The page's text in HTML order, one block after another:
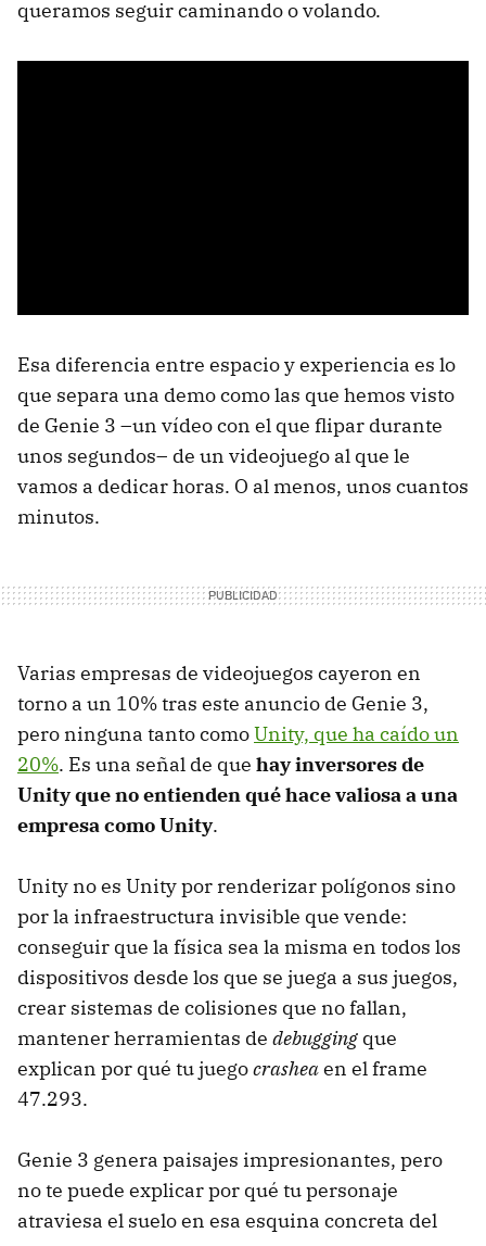
queramos seguir caminando o volando.
Esa diferencia entre espacio y experiencia es lo
que separa una demo como las que hemos visto
de Genie 3 –un vídeo con el que flipar durante
unos segundos– de un videojuego al que le
vamos a dedicar horas. O al menos, unos cuantos
minutos.
Varias empresas de videojuegos cayeron en
torno a un 10% tras este anuncio de Genie 3,
pero ninguna tanto comoUnity, que ha caído un
20%. Es una señal de que hay inversores de
Unity que no entienden qué hace valiosa a una
empresa como Unity.
Unity no es Unity por renderizar polígonos sino
por la infraestructura invisible que vende:
conseguir que la física sea la misma en todos los
dispositivos desde los que se juega a sus juegos,
crear sistemas de colisiones que no fallan,
mantener herramientas de debugging que
explican por qué tu juegocrasheaen el frame
47.293.
Genie 3 genera paisajes impresionantes, pero
no te puede explicar por qué tu personaje
atraviesa el suelo en esa esquina concreta del